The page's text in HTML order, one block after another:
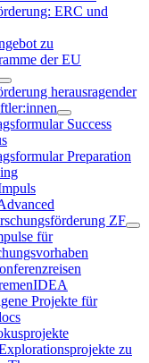
ERC und
zu
der EU
herausragender
Success
Preparation
ZF
für
Projekte für
zu